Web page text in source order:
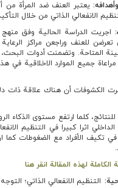
:يعتبر العنف ضد المرأة من
الانفعالي الذاتي من خلال
اجريت الدراسة الحالية وفق
المتاحة. وتضمنت أدوات البحث،
جميع الموارد الاخلاقية
الكشوفات أن هناك علاقة ذات
كلما ارتفع مستوى الذكاء
اثرا كبيرا في التنظيم
تكيف الأفراد مع الضغوطات كما
لهذه المقالة انقر هنا
التنظيم الانفعالي الذاتي؛